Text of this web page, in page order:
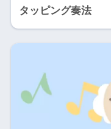
タッピング奏法